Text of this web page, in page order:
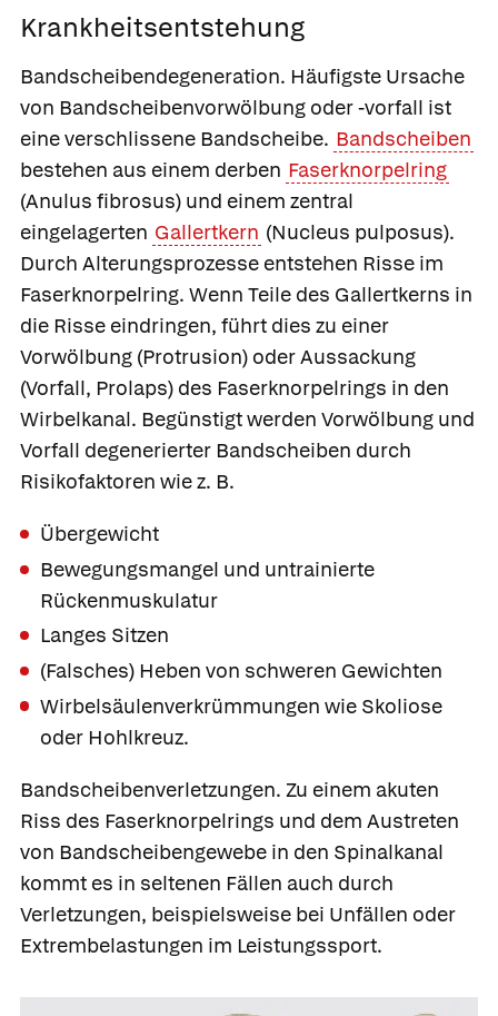
Krankheitsentstehung
Bandscheibendegeneration. Häufigste Ursache
von Bandscheibenvorwölbung oder -vorfall ist
eine verschlissene Bandscheibe. Bandscheiben
bestehen aus einem derben Faserknorpelring
(Anulus fibrosus) und einem zentral
eingelagerten Gallertkern (Nucleus pulposus).
Durch Alterungsprozesse entstehen Risse im
Faserknorpelring. Wenn Teile des Gallertkerns in
die Risse eindringen, führt dies zu einer
Vorwölbung (Protrusion) oder Aussackung
(Vorfall, Prolaps) des Faserknorpelrings in den
Wirbelkanal. Begünstigt werden Vorwölbung und
Vorfall degenerierter Bandscheiben durch
Risikofaktoren wie z. B.
Übergewicht
Bewegungsmangel und untrainierte
Rückenmuskulatur
Langes Sitzen
(Falsches) Heben von schweren Gewichten
Wirbelsäulenverkrümmungen wie Skoliose
oder Hohlkreuz.
Bandscheibenverletzungen. Zu einem akuten
Riss des Faserknorpelrings und dem Austreten
von Bandscheibengewebe in den Spinalkanal
kommt es in seltenen Fällen auch durch
Verletzungen, beispielsweise bei Unfällen oder
Extrembelastungen im Leistungssport.